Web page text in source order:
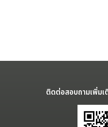
ติดต่อสอบถามเพิ่ม